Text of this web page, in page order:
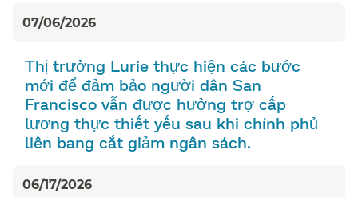
07/06/2026
Thị trưởng Lurie thực hiện các bước
mới để đảm bảo người dân San
Francisco vẫn được hưởng trợ cấp
lương thực thiết yếu sau khi chính phủ
liên bang cắt giảm ngân sách.​​
06/17/2026